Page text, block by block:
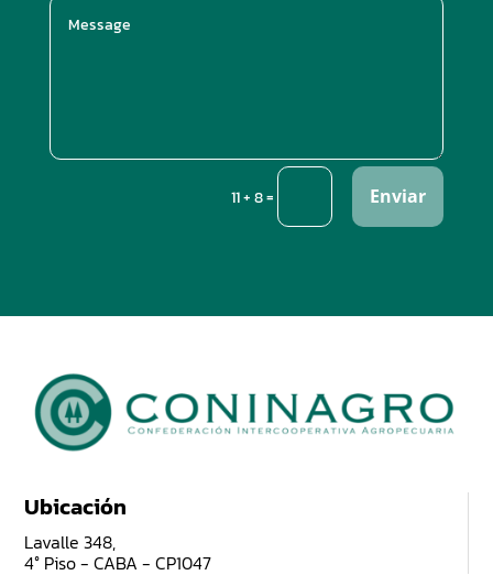
11 + 8= Enviar
Ubicación
Lavalle 348,
4° Piso - CABA - CP1047